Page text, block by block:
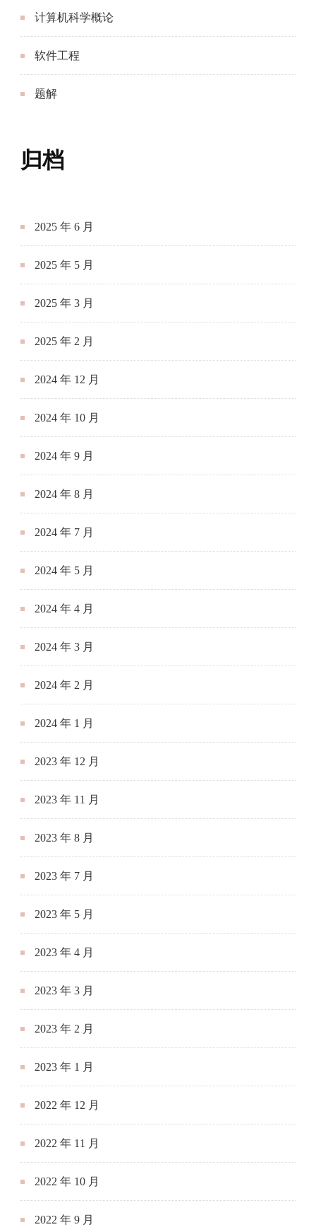
计算机科学概论
软件工程
题解
归档
2025 年 6 月
2025 年 5 月
2025 年 3 月
2025 年 2 月
2024 年 12 月
2024 年 10 月
2024 年 9 月
2024 年 8 月
2024 年 7 月
2024 年 5 月
2024 年 4 月
2024 年 3 月
2024 年 2 月
2024 年 1 月
2023 年 12 月
2023 年 11 月
2023 年 8 月
2023 年 7 月
2023 年 5 月
2023 年 4 月
2023 年 3 月
2023 年 2 月
2023 年 1 月
2022 年 12 月
2022 年 11 月
2022 年 10 月
2022 年 9 月